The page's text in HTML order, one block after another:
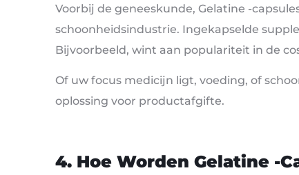
Voorbij de geneeskunde, Gelatine -
schoonheidsindustrie. Ingekapselde
Bijvoorbeeld, wint aan populariteit in de
Of uw focus medicijn ligt, voeding, of
oplossing voor productafgifte.
4. Hoe Worden Gelatine -